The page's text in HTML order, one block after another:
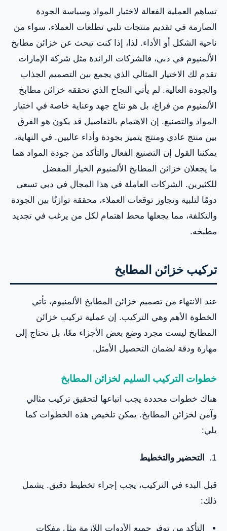
تساهم العملية الفعالة لاختيار المواد وسياسة الجودة
الصارمة في تقديم منتجات تلبي تطلعات العملاء، سواء من
ناحية الشكل أو الأداء. لذا، إذا كنت تبحث عن خزائن مطابخ
الألمنيوم في دبي، فالشركات الرائدة مثل شركة الإمارات
تقدم لك الاختيار المثالي الذي يجمع بين التصميم الجذاب
والجودة العالية. لم يأتي النجاح الذي تحققه خزائن مطابخ
الألمنيوم من فراغ، بل هو نتاج جهد وعناية خاصة في اختيار
المواد والتصنيع. إن الاهتمام بالتفاصيل قد يكون هو الفرق
بين منتج عادي ومنتج يتميز بجودة وأداء عاليين. في النهاية،
يمكننا القول إن التصنيع الفعال والتأكد من جودة المواد هما
ما يجعلان خزائن المطابخ الألمنيوم الخيار المفضل
للكثيرين. الشركات العاملة في هذا المجال في دبي تسعى
دومًا لتلبية وتجاوز توقعات العملاء، محققة توازنًا بين الجودة
والتكلفة، مما يجعلها محط اهتمام لكل من يرغب في تجديد
مطبخه.
تركيب خزائن المطابخ
عند الانتهاء من تصميم خزائن المطابخ الألمنيوم، تأتي
الخطوة الأهم وهي التركيب. إن عملية تركيب خزائن
المطابخ ليست مجرد وضع بعض الأجزاء معًا، بل تحتاج إلى
مهارة ودقة لضمان التحصيل الأمثل.
خطوات التركيب السليم لخزائن المطابخ
هناك خطوات محددة يجب اتباعها لتحقيق تركيب مثالي
وآمن لخزائن المطابخ. يمكن تلخيص هذه الخطوات كما
يلي:
التحضير والتخطيط
قبل البدء في التركيب، يجب إجراء تخطيط دقيق. يشمل
ذلك:
التأكد من توفر جميع الأدوات اللازمة مثل مفكات